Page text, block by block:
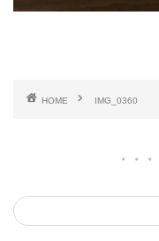
HOME IMG_0360